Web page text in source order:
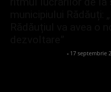
- 17 septembrie